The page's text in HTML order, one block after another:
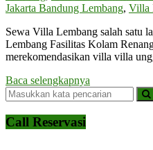
Jakarta Bandung Lembang, Villa
Sewa Villa Lembang salah satu
Lembang Fasilitas Kolam
merekomendasikan villa villa
Baca selengkapnya
Call Reservasi